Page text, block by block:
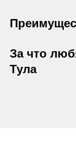
За что
Тула